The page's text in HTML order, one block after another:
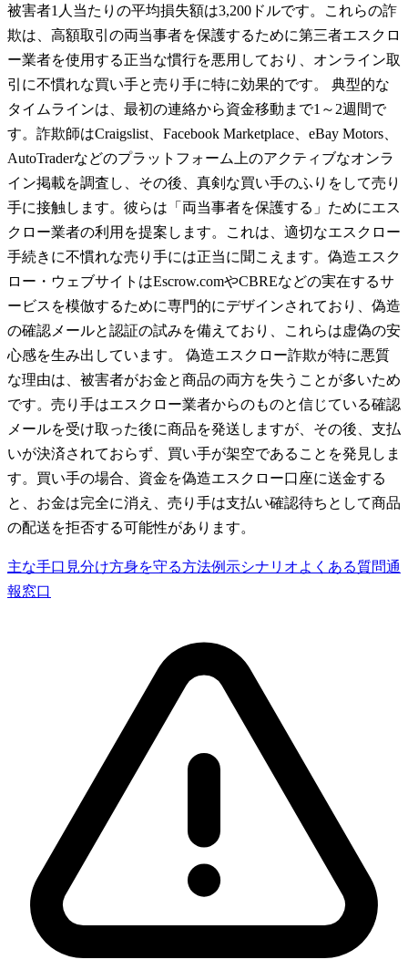
被害者1人当たりの平均損失額は3,200ドルです。これらの詐
欺は、高額取引の両当事者を保護するために第三者エスクロ
ー業者を使用する正当な慣行を悪用しており、オンライン取
引に不慣れな買い手と売り手に特に効果的です。 典型的な
タイムラインは、最初の連絡から資金移動まで1～2週間で
す。詐欺師はCraigslist、Facebook Marketplace、eBay Motors、
AutoTraderなどのプラットフォーム上のアクティブなオンラ
イン掲載を調査し、その後、真剣な買い手のふりをして売り
手に接触します。彼らは「両当事者を保護する」ためにエス
クロー業者の利用を提案します。これは、適切なエスクロー
手続きに不慣れな売り手には正当に聞こえます。偽造エスク
ロー・ウェブサイトはEscrow.comやCBREなどの実在するサ
ービスを模倣するために専門的にデザインされており、偽造
の確認メールと認証の試みを備えており、これらは虚偽の安
心感を生み出しています。 偽造エスクロー詐欺が特に悪質
な理由は、被害者がお金と商品の両方を失うことが多いため
です。売り手はエスクロー業者からのものと信じている確認
メールを受け取った後に商品を発送しますが、その後、支払
いが決済されておらず、買い手が架空であることを発見しま
す。買い手の場合、資金を偽造エスクロー口座に送金する
と、お金は完全に消え、売り手は支払い確認待ちとして商品
の配送を拒否する可能性があります。
主な手口 見分け方身を守る方法例示シナリオよくある質問通
報窓口